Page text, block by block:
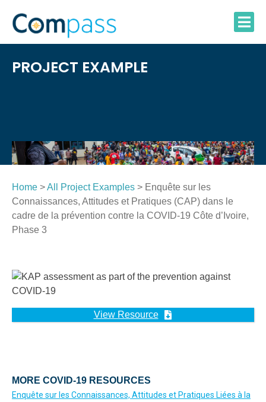
content
PROJECT EXAMPLE
Home >All Project Examples > Enquête sur les
Connaissances, Attitudes et Pratiques (CAP) dans le
cadre de la prévention contre la COVID-19 Côte d’Ivoire,
Phase 3
View Resource
MORE COVID-19 RESOURCES
Enquête sur les Connaissances, Attitudes et Pratiques Liées à la